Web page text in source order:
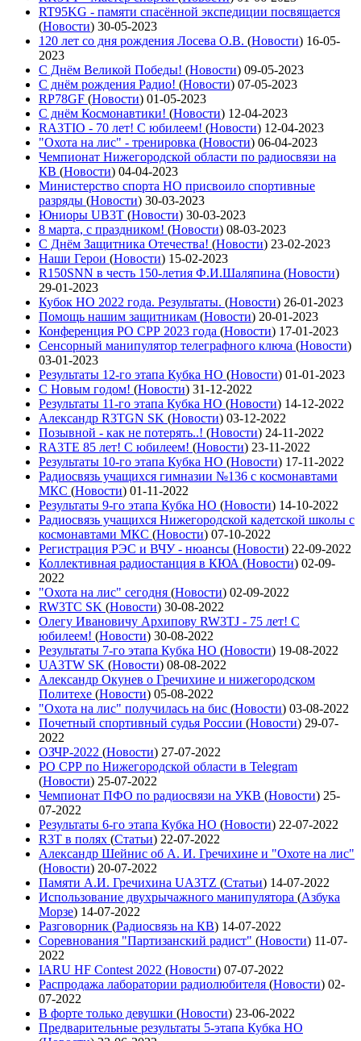
RT95KG - памяти спасённой экспедиции посвящается
(Новости) 30-05-2023
120 лет со дня рождения Лосева О.В. (Новости) 16-05-
2023
С Днём Великой Победы! (Новости) 09-05-2023
С днём рождения Радио! (Новости) 07-05-2023
RP78GF (Новости) 01-05-2023
С днём Космонавтики! (Новости) 12-04-2023
RA3TIO - 70 лет! С юбилеем! (Новости) 12-04-2023
"Охота на лис" - тренировка (Новости) 06-04-2023
Чемпионат Нижегородской области по радиосвязи на
КВ (Новости) 04-04-2023
Министерство спорта НО присвоило спортивные
разряды (Новости) 30-03-2023
Юниоры UB3T (Новости) 30-03-2023
8 марта, с праздником! (Новости) 08-03-2023
С Днём Защитника Отечества! (Новости) 23-02-2023
Наши Герои (Новости) 15-02-2023
R150SNN в честь 150-летия Ф.И.Шаляпина (Новости)
29-01-2023
Кубок НО 2022 года. Результаты. (Новости) 26-01-2023
Помощь нашим защитникам (Новости) 20-01-2023
Конференция РО СРР 2023 года (Новости) 17-01-2023
Сенсорный манипулятор телеграфного ключа (Новости)
03-01-2023
Результаты 12-го этапа Кубка НО (Новости) 01-01-2023
С Новым годом! (Новости) 31-12-2022
Результаты 11-го этапа Кубка НО (Новости) 14-12-2022
Александр R3TGN SK (Новости) 03-12-2022
Позывной - как не потерять..! (Новости) 24-11-2022
RA3TE 85 лет! С юбилеем! (Новости) 23-11-2022
Результаты 10-го этапа Кубка НО (Новости) 17-11-2022
Радиосвязь учащихся гимназии №136 с космонавтами
МКС (Новости) 01-11-2022
Результаты 9-го этапа Кубка НО (Новости) 14-10-2022
Радиосвязь учащихся Нижегородской кадетской школы с
космонавтами МКС (Новости) 07-10-2022
Регистрация РЭС и ВЧУ - нюансы (Новости) 22-09-2022
Коллективная радиостанция в КЮА (Новости) 02-09-
2022
"Охота на лис" сегодня (Новости) 02-09-2022
RW3TC SK (Новости) 30-08-2022
Олегу Ивановичу Архипову RW3TJ - 75 лет! С
юбилеем! (Новости) 30-08-2022
Результаты 7-го этапа Кубка НО (Новости) 19-08-2022
UA3TW SK (Новости) 08-08-2022
Александр Окунев о Гречихине и нижегородском
Политехе (Новости) 05-08-2022
"Охота на лис" получилась на бис (Новости) 03-08-2022
Почетный спортивный судья России (Новости) 29-07-
2022
ОЗЧР-2022 (Новости) 27-07-2022
РО СРР по Нижегородской области в Telegram
(Новости) 25-07-2022
Чемпионат ПФО по радиосвязи на УКВ (Новости) 25-
07-2022
Результаты 6-го этапа Кубка НО (Новости) 22-07-2022
R3T в полях (Статьи) 22-07-2022
Александр Шейнис об А. И. Гречихине и "Охоте на лис"
(Новости) 20-07-2022
Памяти А.И. Гречихина UA3TZ (Статьи) 14-07-2022
Использование двухрычажного манипулятора (Азбука
Морзе) 14-07-2022
Разговорник (Радиосвязь на КВ) 14-07-2022
Соревнования "Партизанский радист" (Новости) 11-07-
2022
IARU HF Contest 2022 (Новости) 07-07-2022
Распродажа лаборатории радиолюбителя (Новости) 02-
07-2022
В форте только девушки (Новости) 23-06-2022
Предварительные результаты 5-этапа Кубка НО